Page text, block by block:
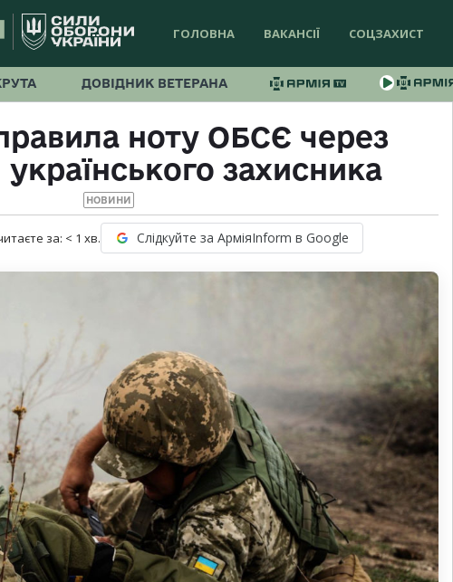
ГОЛОВНА ВАКАНСІЇ СОЦЗАХИСТ
ДОВІДНИК ВЕТЕРАНА
ноту ОБСЄ через
захисника
НОВИНИ
за: < 1 хв. Слідкуйте за АрміяInform в Google